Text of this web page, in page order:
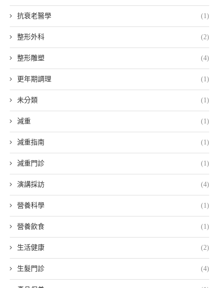
抗衰老醫學 (1)
整形外科 (2)
整形雕塑 (4)
更年期調理 (1)
未分類 (1)
減重 (1)
減重指南 (1)
減重門診 (1)
演講採訪 (4)
營養科學 (1)
營養飲食 (1)
生活健康 (2)
生髮門診 (4)